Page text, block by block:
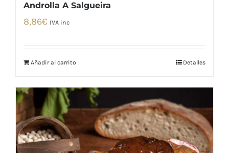
Androlla A Salgueira
8,86€ IVA inc
Añadir al carrito Detalles